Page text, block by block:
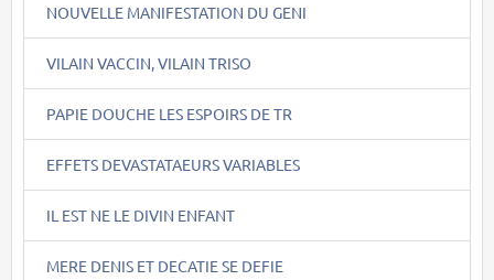
NOUVELLE MANIFESTATION DU GENI
VILAIN VACCIN, VILAIN TRISO
PAPIE DOUCHE LES ESPOIRS DE TR
EFFETS DEVASTATAEURS VARIABLES
IL EST NE LE DIVIN ENFANT
MERE DENIS ET DECATIE SE DEFIE